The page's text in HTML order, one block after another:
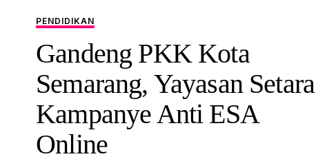
PENDIDIKAN
Gandeng PKK Kota
Semarang, Yayasan Setara
Kampanye Anti ESA
Online